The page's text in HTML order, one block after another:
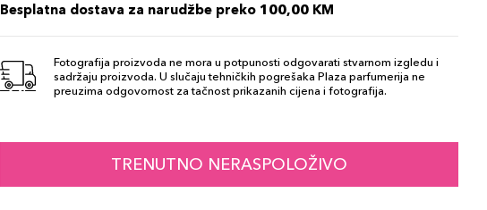
Besplatna dostava za narudžbe preko 100,00 KM
Fotografija proizvoda ne mora u potpunosti odgovarati stvarnom izgledu i
sadržaju proizvoda. U slučaju tehničkih pogrešaka Plaza parfumerija ne
preuzima odgovornost za tačnost prikazanih cijena i fotografija.
TRENUTNO NERASPOLOŽIVO